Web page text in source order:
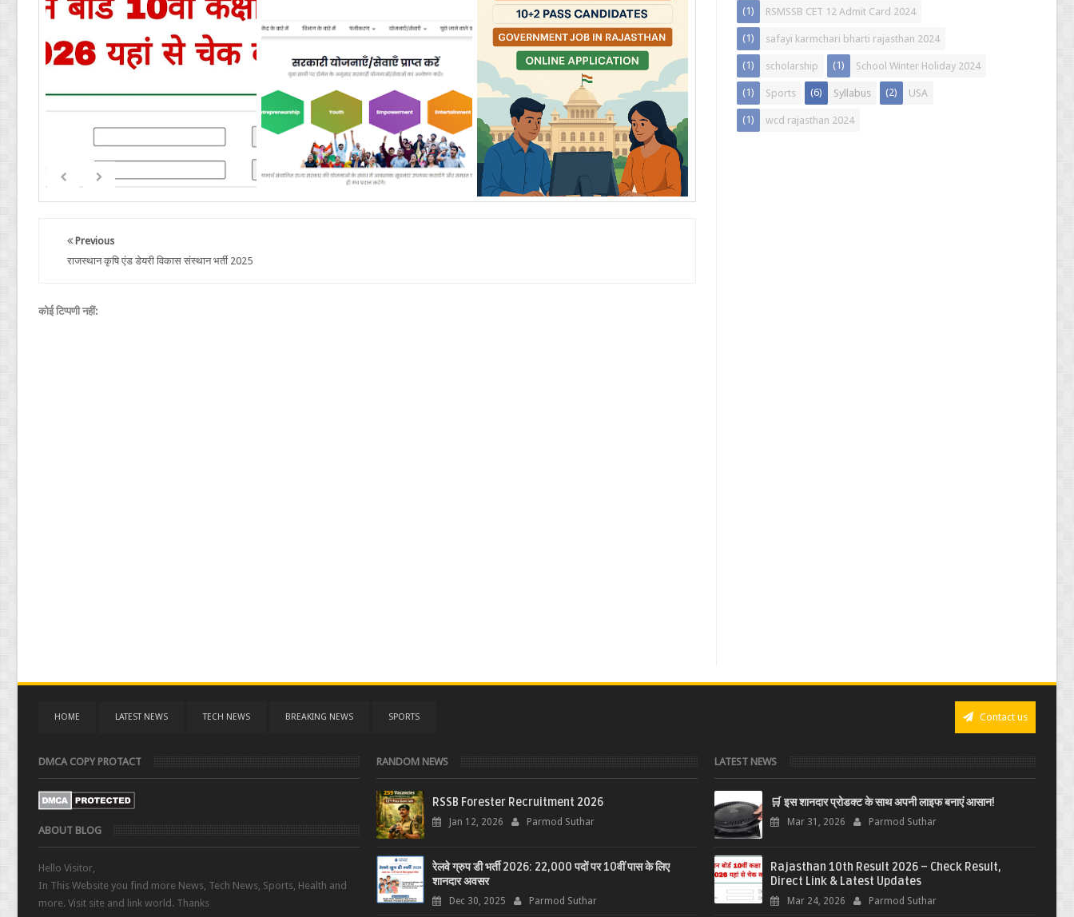
Previous
राजस्थान कृष‍ि एंड डेयरी विकास संस्थान भर्ती 2025
कोई टिप्पणी नहीं:
RSMSSB CET 12 Admit Card 2024
(1)
safayi karmchari bharti rajasthan 2024
(1)
scholarship
(1) School Winter Holiday 2024
(1)
Sports
(1) Syllabus
(6) USA
(2)
wcd rajasthan 2024
(1)
HOME LATEST NEWS TECH NEWS BREAKING NEWS SPORTS Contact us
DMCA COPY PROTACT
ABOUT BLOG
Hello Visitor,
In This Website you find more News, Tech News, Sports, Health and
more. Visit site and link world. Thanks
RANDOM NEWS
RSSB Forester Recruitment 2026
Jan 12, 2026 Parmod Suthar
रेलवे ग्रुप डी भर्ती 2026: 22,000 पदों पर 10वीं पास के लिए
शानदार अवसर
Dec 30, 2025 Parmod Suthar
LATEST NEWS
🛒 इस शानदार प्रोडक्ट के साथ अपनी लाइफ बनाएं आसान!
Mar 31, 2026 Parmod Suthar
Rajasthan 10th Result 2026 – Check Result,
Direct Link & Latest Updates
Mar 24, 2026 Parmod Suthar